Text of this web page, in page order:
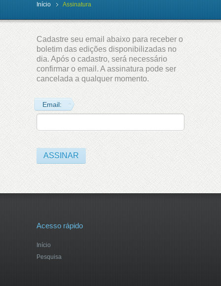
Início Assinatura
Cadastre seu email abaixo para receber o
boletim das edições disponibilizadas no
dia. Após o cadastro, será necessário
confirmar o email. A assinatura pode ser
cancelada a qualquer momento.
Email:
Acesso rápido
Início
Pesquisa